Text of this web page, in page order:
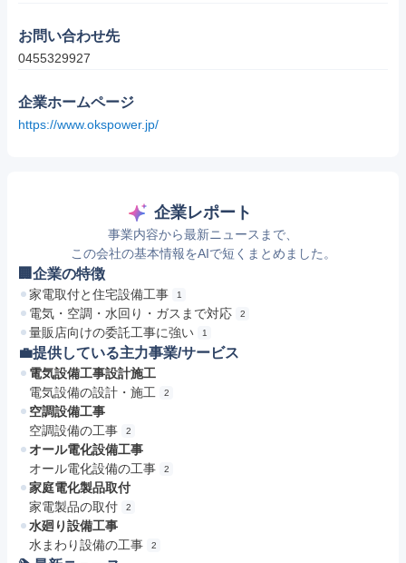
お問い合わせ先
0455329927
企業ホームページ
https://www.okspower.jp/
企業レポート
事業内容から最新ニュースまで、
この会社の基本情報をAIで短くまとめました。
🏢企業の特徴
家電取付と住宅設備工事 1
電気・空調・水回り・ガスまで対応 2
量販店向けの委託工事に強い 1
💼提供している主力事業/サービス
電気設備工事設計施工
電気設備の設計・施工
2
空調設備工事
空調設備の工事
2
オール電化設備工事
オール電化設備の工事
2
家庭電化製品取付
家電製品の取付
2
水廻り設備工事
水まわり設備の工事
2